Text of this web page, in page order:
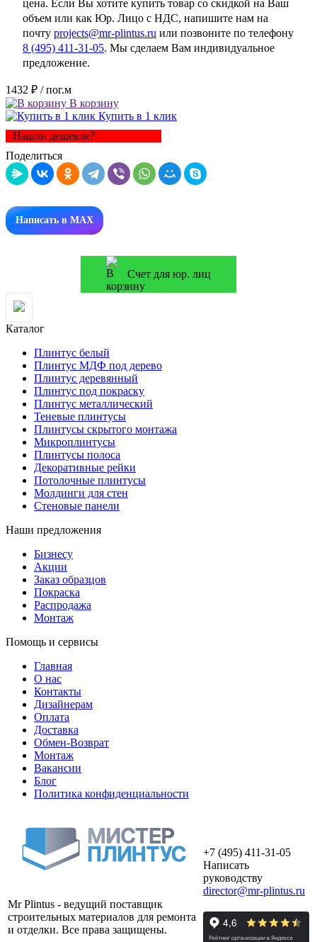
цена. Если Вы хотите купить товар со скидкой на Ваш
объем или как Юр. Лицо с НДС, напишите нам на
почту projects@mr-plintus.ru или позвоните по телефону
8 (495) 411-31-05. Мы сделаем Вам индивидуальное
предложение.
1432 ₽ / пог.м
В корзину
Купить в 1 клик
Нашли дешевле?
Поделиться
Написать в MAX
Счет для юр. лиц
Каталог
Плинтус белый
Плинтус МДФ под дерево
Плинтус деревянный
Плинтус под покраску
Плинтус металлический
Теневые плинтусы
Плинтусы скрытого монтажа
Микроплинтусы
Плинтусы полоса
Декоративные рейки
Потолочные плинтусы
Молдинги для стен
Стеновые панели
Наши предложения
Бизнесу
Акции
Заказ образцов
Покраска
Распродажа
Монтаж
Помощь и сервисы
Главная
О нас
Контакты
Дизайнерам
Оплата
Доставка
Обмен-Возврат
Монтаж
Вакансии
Блог
Политика конфиденциальности
Mr Plintus - ведущий поставщик
строительных материалов для ремонта
и отделки. Все права защищены.
+7 (495) 411-31-05
Написать
руководству
director@mr-plintus.ru